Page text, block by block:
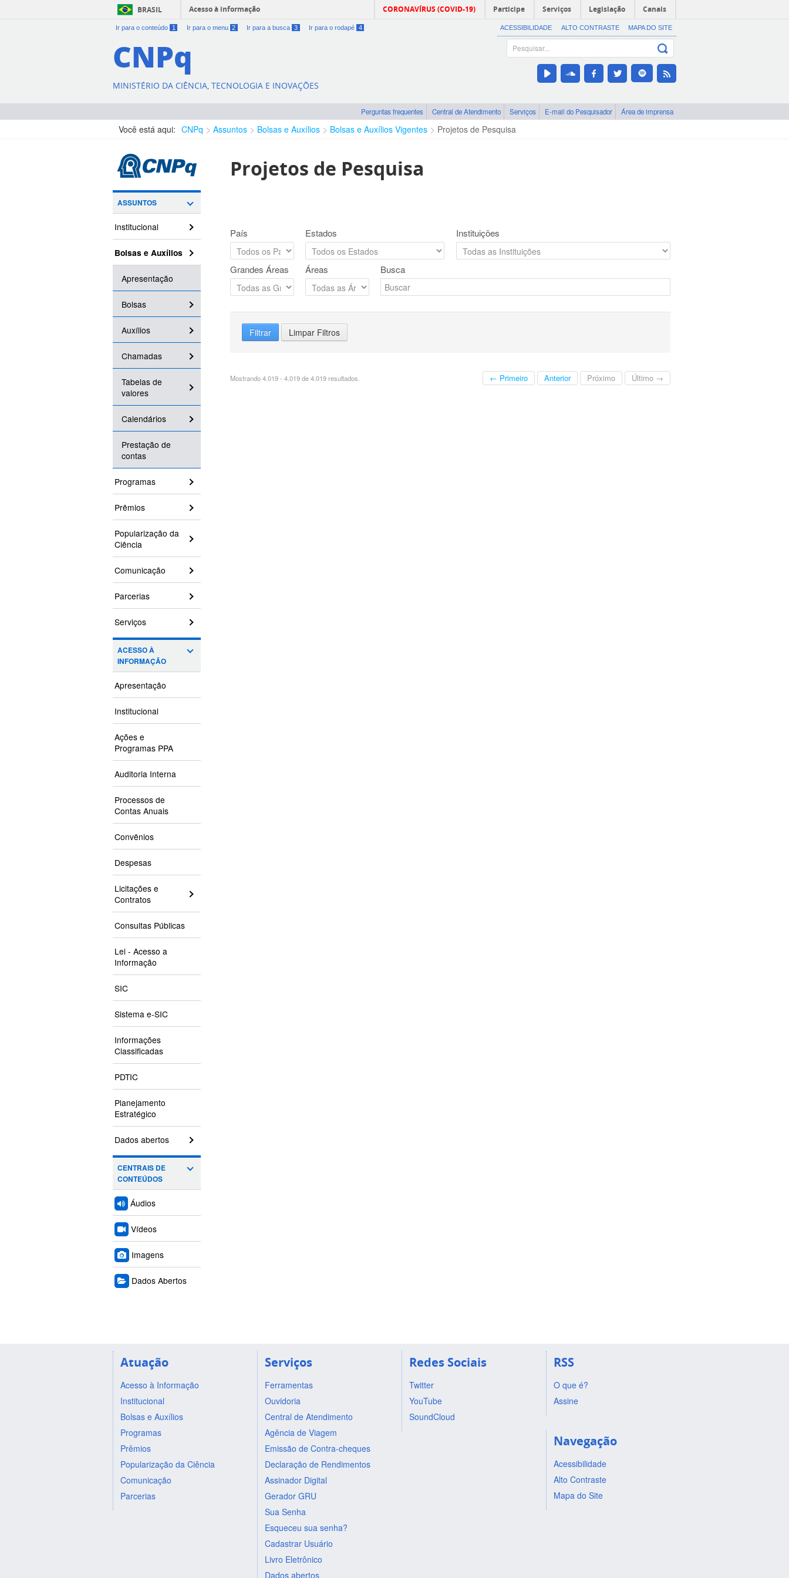
BRASIL Acesso à informação CORONAVÍRUS (COVID-19) Participe Serviços Legislação Canais
Ir para o conteúdo 1 Ir para o menu 2 Ir para a busca 3 Ir para o rodapé 4 ACESSIBILIDADE ALTO CONTRASTE MAPA DO SITE
CNPq
MINISTÉRIO DA CIÊNCIA, TECNOLOGIA E INOVAÇÕES
Perguntas frequentes Central de Atendimento Serviços E-mail do Pesquisador Área de imprensa
Você está aqui: CNPq Assuntos Bolsas e Auxílios Bolsas e Auxílios Vigentes Projetos de Pesquisa
ASSUNTOS
Institucional
Bolsas e Auxílios
Apresentação
Bolsas
Auxílios
Chamadas
Tabelas de
valores
Calendários
Prestação de
contas
Programas
Prêmios
Popularização da
Ciência
Comunicação
Parcerias
Serviços
ACESSO À
INFORMAÇÃO
Apresentação
Institucional
Ações e
Programas PPA
Auditoria Interna
Processos de
Contas Anuais
Convênios
Despesas
Licitações e
Contratos
Consultas Públicas
Lei - Acesso a
Informação
SIC
Sistema e-SIC
Informações
Classificadas
PDTIC
Planejamento
Estratégico
Dados abertos
CENTRAIS DE
CONTEÚDOS
Áudios
Vídeos
Imagens
Dados Abertos
Projetos de Pesquisa
País Estados Instituições
Grandes Áreas Áreas Busca
Filtrar Limpar Filtros
Mostrando 4.019 - 4.019 de 4.019 resultados. ← Primeiro Anterior Próximo Último →
Atuação
Acesso à Informação
Institucional
Bolsas e Auxílios
Programas
Prêmios
Popularização da Ciência
Comunicação
Parcerias
Serviços
Ferramentas
Ouvidoria
Central de Atendimento
Agência de Viagem
Emissão de Contra-cheques
Declaração de Rendimentos
Assinador Digital
Gerador GRU
Sua Senha
Esqueceu sua senha?
Cadastrar Usuário
Livro Eletrônico
Dados abertos
Redes Sociais
Twitter
YouTube
SoundCloud
RSS
O que é?
Assine
Navegação
Acessibilidade
Alto Contraste
Mapa do Site